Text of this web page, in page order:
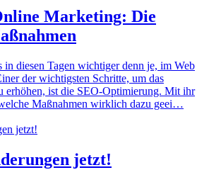
Marketing: Die
in diesen Tagen wichtiger denn je, im Web
der wichtigsten Schritte, um das
erhöhen, ist die SEO-Optimierung. Mit ihr
Maßnahmen wirklich dazu geei…
jetzt!